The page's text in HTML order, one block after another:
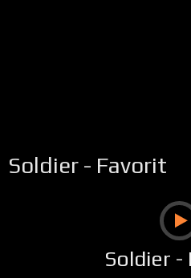
Soldier - Favorit
Soldier -